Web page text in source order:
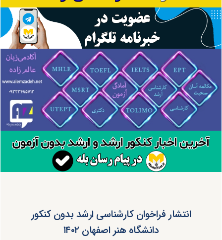
انتشار فراخوان کارشناسی ارشد بدون کنکور
دانشگاه هنر اصفهان ۱۴۰۲